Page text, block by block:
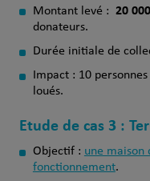
Montant levé : 20
donateurs.
Durée initiale de
Impact : 10
loués.
Etude de cas 3 :
Objectif : une maison
fonctionnement.